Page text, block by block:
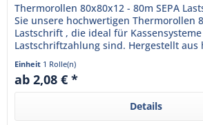
Thermorollen 80x80x12 - 80m SEPA
Sie unsere hochwertigen Thermorollen
Lastschrift , die ideal für
Lastschriftzahlung sind. Hergestellt aus
Einheit 1 Rolle(n)
ab 2,08 € *
Details